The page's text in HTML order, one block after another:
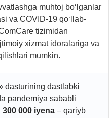
muhtoj bo‘lganlar
va COVID-19 qo‘llab-
tizimidan
xizmat idoralariga va
mumkin.
dasturining dastlabki
pandemiya sababli
300 000 iyena – qariyb